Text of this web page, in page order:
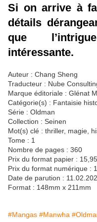
Si on arrive à
détails
que
intéressante.
Auteur : Chang Sheng
Traducteur : Nube
Marque éditoriale : Glénat
Catégorie(s) : Fantaisie
Série : Oldman
Collection : Seinen
Mot(s) clé : thriller, magie,
Tome : 1
Nombre de pages : 360
Prix du format papier :
Prix du format numérique :
Date de parution :
Format : 148mm x 211mm
#Mangas #Manwha